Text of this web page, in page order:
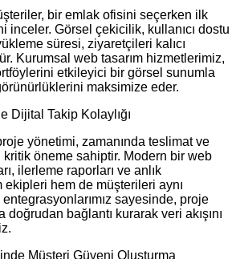
bir emlak ofisini seçerken ilk
inceler. Görsel çekicilik, kullanıcı dostu
süresi, ziyaretçileri kalıcı
Kurumsal web tasarım hizmetlerimiz,
etkileyici bir görsel sunumla
maksimize eder.
Dijital Takip Kolaylığı
yönetimi, zamanında teslimat ve
öneme sahiptir. Modern bir web
ilerleme raporları ve anlık
hem de müşterileri aynı
sayesinde, proje
doğrudan bağlantı kurarak veri akışını
Müşteri Güveni Oluşturma